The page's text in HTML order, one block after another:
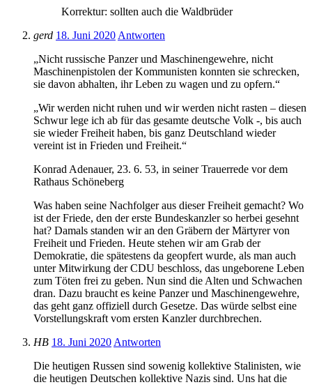
Korrektur: sollten auch die Waldbrüder
gerd 18. Juni 2020 Antworten
„Nicht russische Panzer und Maschinengewehre, nicht
Maschinenpistolen der Kommunisten konnten sie schrecken,
sie davon abhalten, ihr Leben zu wagen und zu opfern.“
„Wir werden nicht ruhen und wir werden nicht rasten – diesen
Schwur lege ich ab für das gesamte deutsche Volk -, bis auch
sie wieder Freiheit haben, bis ganz Deutschland wieder
vereint ist in Frieden und Freiheit.“
Konrad Adenauer, 23. 6. 53, in seiner Trauerrede vor dem
Rathaus Schöneberg
Was haben seine Nachfolger aus dieser Freiheit gemacht? Wo
ist der Friede, den der erste Bundeskanzler so herbei gesehnt
hat? Damals standen wir an den Gräbern der Märtyrer von
Freiheit und Frieden. Heute stehen wir am Grab der
Demokratie, die spätestens da geopfert wurde, als man auch
unter Mitwirkung der CDU beschloss, das ungeborene Leben
zum Töten frei zu geben. Nun sind die Alten und Schwachen
dran. Dazu braucht es keine Panzer und Maschinengewehre,
das geht ganz offiziell durch Gesetze. Das würde selbst eine
Vorstellungskraft vom ersten Kanzler durchbrechen.
HB 18. Juni 2020 Antworten
Die heutigen Russen sind sowenig kollektive Stalinisten, wie
die heutigen Deutschen kollektive Nazis sind. Uns hat die